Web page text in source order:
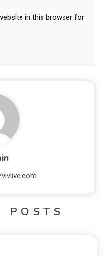
in this browser for
POSTS